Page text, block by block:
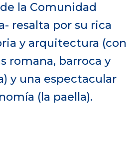
la Comunidad
resalta por su rica
y arquitectura (con
romana, barroca y
y una espectacular
(la paella).